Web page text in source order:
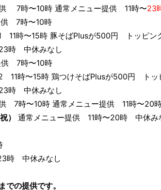
7時〜10時 通常メニュー提供 11時〜23
供 7時〜10時
11時〜15時 豚そばPlusが500円 トッピン
時 中休みなし
供 7時〜10時
11時〜15時 鶏つけそばPlusが500円 トッ
時 中休みなし
7時〜10時 通常メニュー提供 11時〜20
）
通常メニュー提供 11時〜20時 中休み
時 中休みなし
の提供です。